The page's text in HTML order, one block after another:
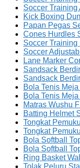
Soccer Training
Kick Boxing
Papan Pegas
Cones Hurdles
Soccer
Soccer
Lane Marker
Sandsack
Sandsack
Bola Tenis
Bola Tenis
Matras Wushu
Batting Helmet
Tongkat
Tongkat
Bola Softball
Bola Softball
Ring Basket
Tolak Peluru